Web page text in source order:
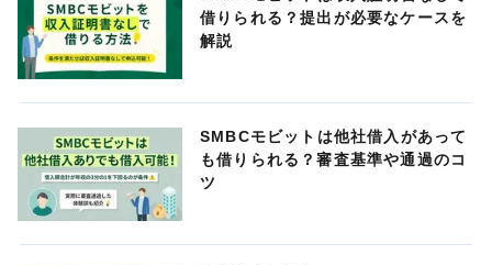
借りられる？提出が必要なケースを
解説
SMBCモビットは他社借入があって
も借りられる？審査基準や通過のコ
ツ